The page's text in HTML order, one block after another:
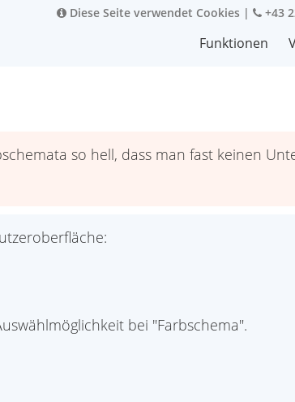
Diese Seite verwendet Cookies | +43
Funktionen
so hell, dass man fast keinen
bei "Farbschema".